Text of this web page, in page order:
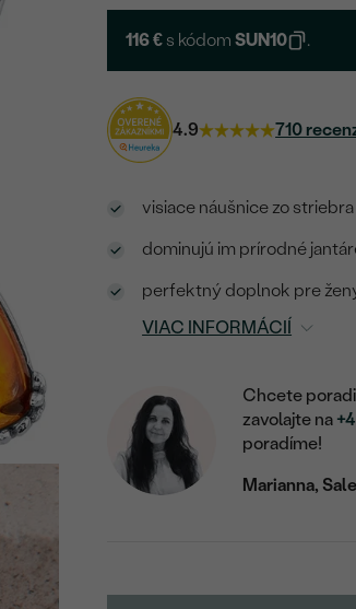
116 € s kódomSUN10 .
4.9 710
visiace náušnice zo
dominujú im prírodné
perfektný doplnok pre
VIAC INFORMÁCIÍ
Chcete
zavolajte na
poradíme!
Marianna,